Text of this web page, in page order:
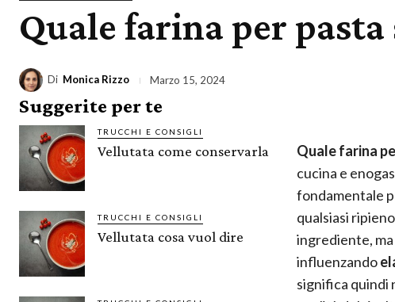
Quale farina per
Di Monica Rizzo Marzo 15, 2024
Suggerite per te
TRUCCHI E CONSIGLI
Vellutata come conservarla
TRUCCHI E CONSIGLI
Vellutata cosa vuol dire
Quale farina
cucina e
fondamentale
qualsiasi
ingrediente,
influenzando
significa quindi